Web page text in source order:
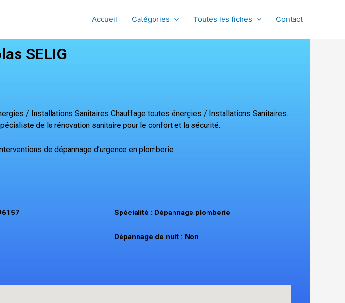
Accueil Catégories Toutes les fiches Contact
SELIG
/ Installations Sanitaires Chauffagetoutes énergies / Installations Sanitaires.
de la rénovation sanitaire pour le confort et la sécurité.
de dépannage d’urgence en plomberie.
Spécialité : Dépannage plomberie
Dépannage de nuit : Non